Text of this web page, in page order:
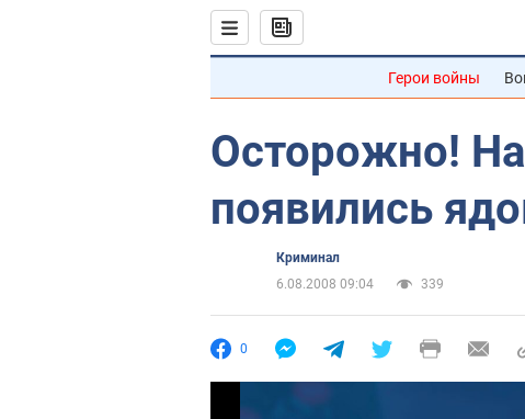
Герои войны
Осторожно!
появились
Криминал
6.08.2008 09:04
339
0